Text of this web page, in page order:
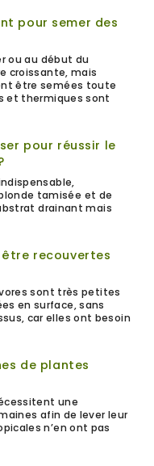
pour semer des
ou au début du
croissante, mais
être semées toute
et thermiques sont
pour réussir le
tamisée et de
drainant mais
recouvertes
sont très petites
en surface, sans
car elles ont besoin
de plantes
une
afin de lever leur
n’en ont pas